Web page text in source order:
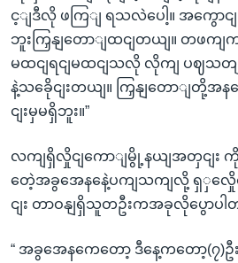
င့ျဒီလို ဖကြျ ရသလဲပေါ့။ အကွော
ဘူးကြှနျတောျထငျတယျ။ တဖက
မထငျရငျမထငျသလို လိုကျ ပဈသတ
နဲ့သခေိုငျးတယျ။ ကြှနျတောျတို့အန
ငျးမှမရှိဘူး။”
လကျရှိလှိုငျကောျမွို့နယျအတှငျး ကိုဗ
တေဲ့အခွအေနနေဲ့ပကျသကျလို့ ရှှလှ
ငျး တာဝနျရှိသူတဦးကအခုလိုပွောပါ
“ အခွအေနကေတော့ ဒီနေ့ကတော့(၇)ဦး